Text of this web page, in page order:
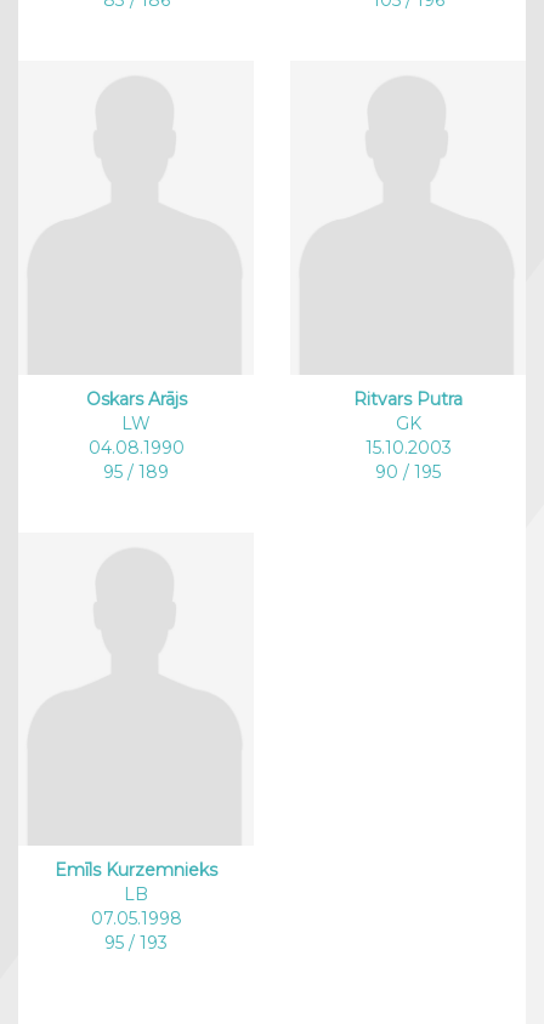
Oskars Arājs
LW
04.08.1990
95 / 189
Ritvars Putra
GK
15.10.2003
90 / 195
Emīls Kurzemnieks
LB
07.05.1998
95 / 193